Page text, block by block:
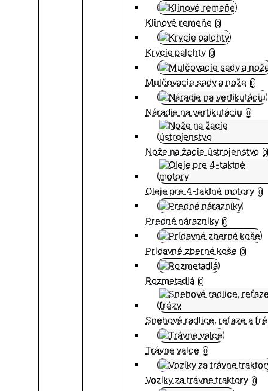
Klinové remeňe 0
Krycie palchty 0
Mulčovacie sady a nože 0
Náradie na vertikutáciu 0
Nože na žacie ústrojenstvo 0
Oleje pre 4-taktné motory 0
Predné nárazníky 0
Prídavné zberné koše 0
Rozmetadlá 0
Snehové radlice, reťaze a
Trávne valce 0
Vozíky za trávne traktory 0